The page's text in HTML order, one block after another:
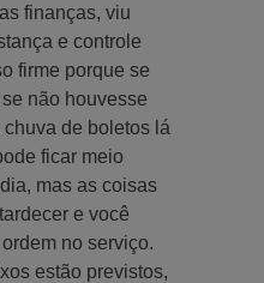
finanças, viu
e controle
firme porque se
não houvesse
de boletos lá
ficar meio
mas as coisas
e você
no serviço.
estão previstos,